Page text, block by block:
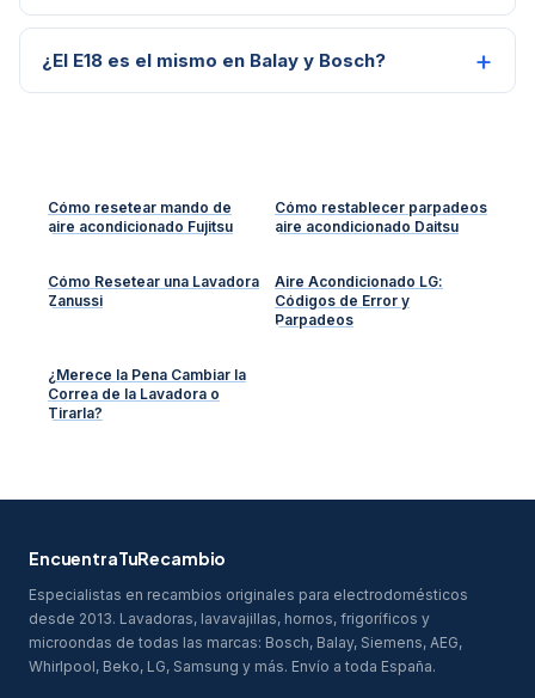
¿El E18 es el mismo en Balay y Bosch?
Cómo resetear mando de
aire acondicionado Fujitsu
Cómo restablecer parpadeos
aire acondicionado Daitsu
Cómo Resetear una Lavadora
Zanussi
Aire Acondicionado LG:
Códigos de Error y
Parpadeos
¿Merece la Pena Cambiar la
Correa de la Lavadora o
Tirarla?
EncuentraTuRecambio
Especialistas en recambios originales para electrodomésticos
desde 2013. Lavadoras, lavavajillas, hornos, frigoríficos y
microondas de todas las marcas: Bosch, Balay, Siemens, AEG,
Whirlpool, Beko, LG, Samsung y más. Envío a toda España.